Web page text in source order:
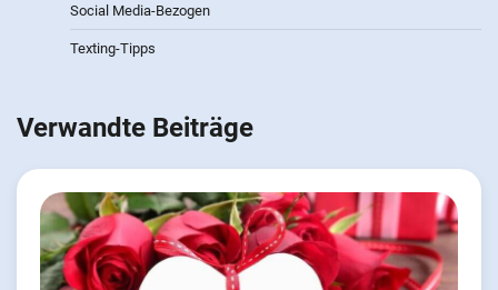
Social Media-Bezogen
Texting-Tipps
Verwandte Beiträge